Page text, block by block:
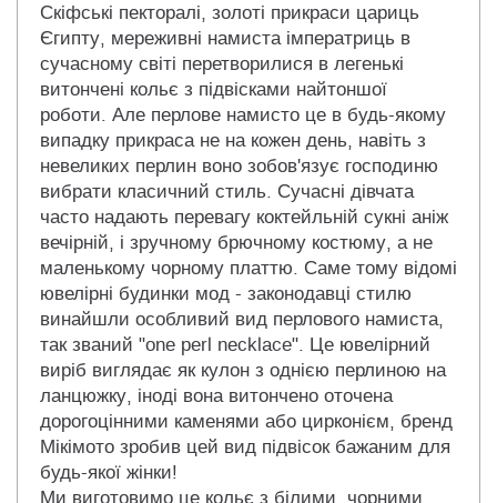
Скіфські пекторалі, золоті прикраси цариць
Єгипту, мереживні намиста імператриць в
сучасному світі перетворилися в легенькі
витончені кольє з підвісками найтоншої
роботи. Але перлове намисто це в будь-якому
випадку прикраса не на кожен день, навіть з
невеликих перлин воно зобов'язує господиню
вибрати класичний стиль. Сучасні дівчата
часто надають перевагу коктейльній сукні аніж
вечірній, і зручному брючному костюму, а не
маленькому чорному платтю. Саме тому відомі
ювелірні будинки мод - законодавці стилю
винайшли особливий вид перлового намиста,
так званий "one perl necklace". Це ювелірний
виріб виглядає як кулон з однією перлиною на
ланцюжку, іноді вона витончено оточена
дорогоцінними каменями або цирконієм, бренд
Мікімото зробив цей вид підвісок бажаним для
будь-якої жінки!
Ми виготовимо це кольє з білими, чорними,